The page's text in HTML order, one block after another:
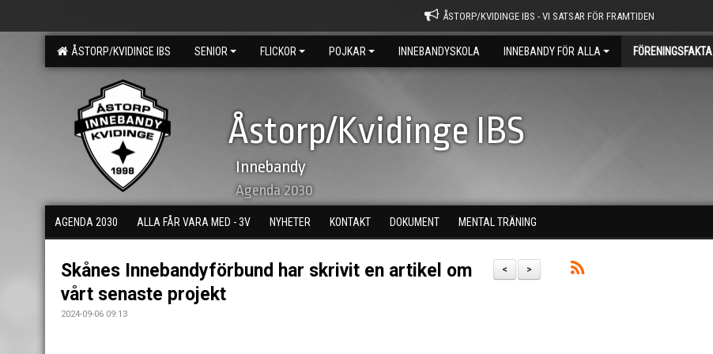
ÅSTORP/KVIDINGE IBS - VI SATSAR FÖR FRAMTIDEN
ÅSTORP/KVIDINGE IBS SENIOR FLICKOR POJKAR INNEBANDYSKOLA INNEBANDY FÖR ALLA FÖRENINGSFAKTA
Åstorp/Kvidinge IBS
Innebandy
Agenda 2030
AGENDA 2030 ALLA FÅR VARA MED - 3V NYHETER KONTAKT DOKUMENT MENTAL TRÄNING
>
<
Skånes Innebandyförbund har skrivit en artikel om
vårt senaste projekt
2024-09-06 09:13